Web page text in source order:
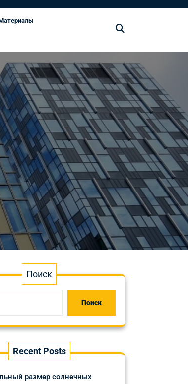
Поиск
Поиск
Recent Posts
размер солнечных